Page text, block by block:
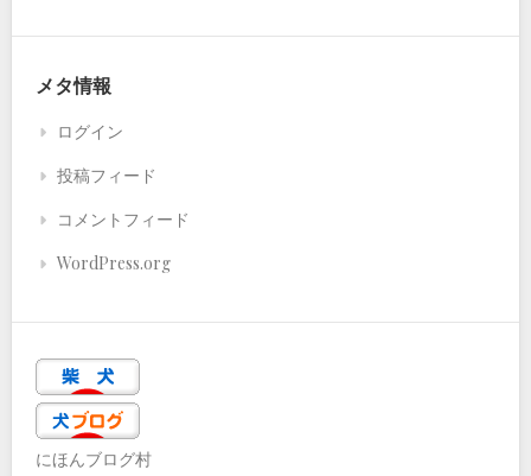
メタ情報
ログイン
投稿フィード
コメントフィード
WordPress.org
にほんブログ村